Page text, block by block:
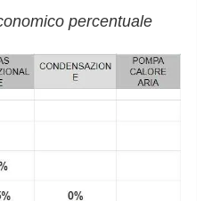
percentuale